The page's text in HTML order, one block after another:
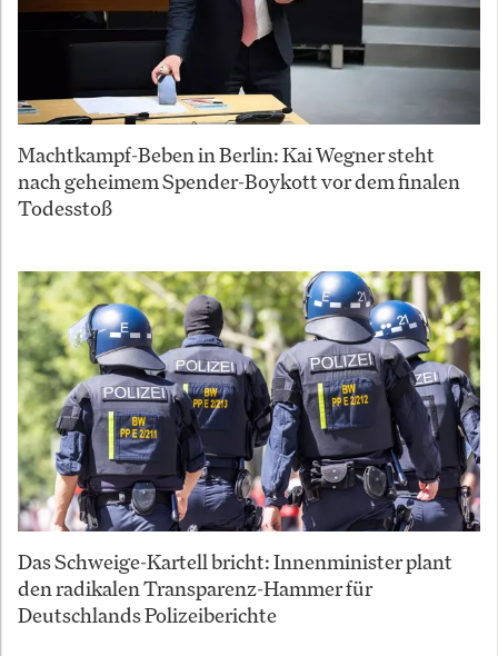
Machtkampf-Beben in Berlin: Kai Wegner steht
nach geheimem Spender-Boykott vor dem finalen
Todesstoß
Das Schweige-Kartell bricht: Innenminister plant
den radikalen Transparenz-Hammer für
Deutschlands Polizeiberichte